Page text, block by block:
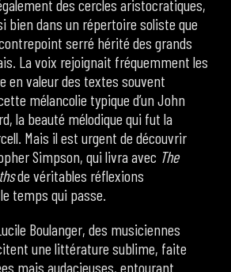
des cercles aristocratiques,
bien dans un répertoire soliste que
serré hérité des grands
La voix rejoignait fréquemment les
en valeur des textes souvent
mélancolie typique d’un John
la beauté mélodique qui fut la
Mais il est urgent de découvrir
Simpson, qui livra avec The
de véritables réflexions
temps qui passe.
Boulanger, des musiciennes
une littérature sublime, faite
mais audacieuses, entourant